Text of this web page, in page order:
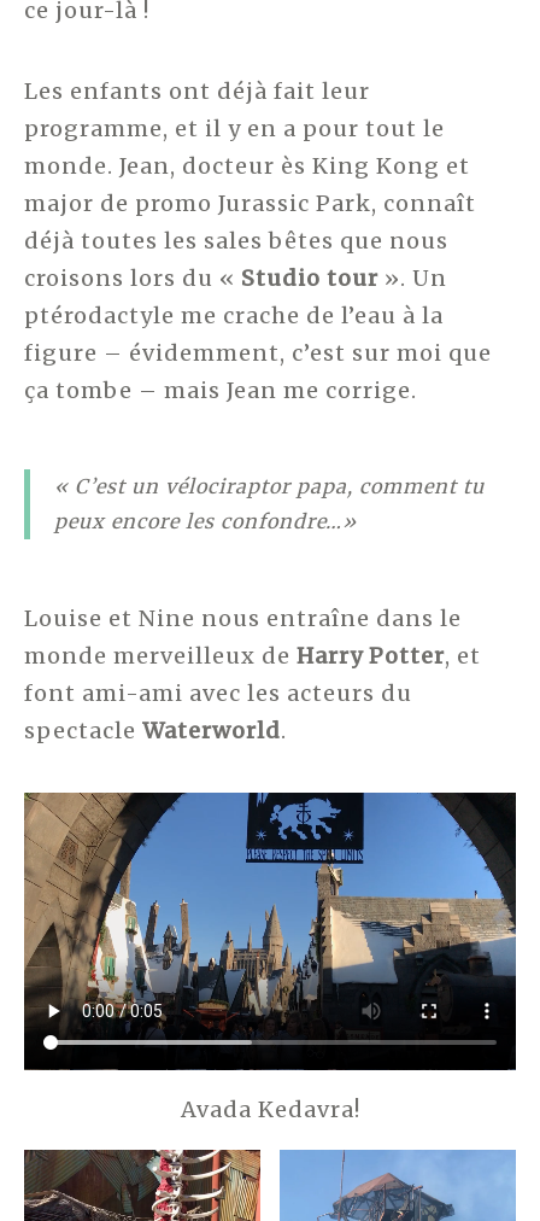
ce jour-là !
Les enfants ont déjà fait leur
programme, et il y en a pour tout le
monde. Jean, docteur ès King Kong et
major de promo Jurassic Park, connaît
déjà toutes les sales bêtes que nous
croisons lors du « Studio tour ». Un
ptérodactyle me crache de l’eau à la
figure – évidemment, c’est sur moi que
ça tombe – mais Jean me corrige.
« C’est un vélociraptor papa, comment tu
peux encore les confondre…»
Louise et Nine nous entraîne dans le
monde merveilleux de Harry Potter, et
font ami-ami avec les acteurs du
spectacle Waterworld.
Avada Kedavra!